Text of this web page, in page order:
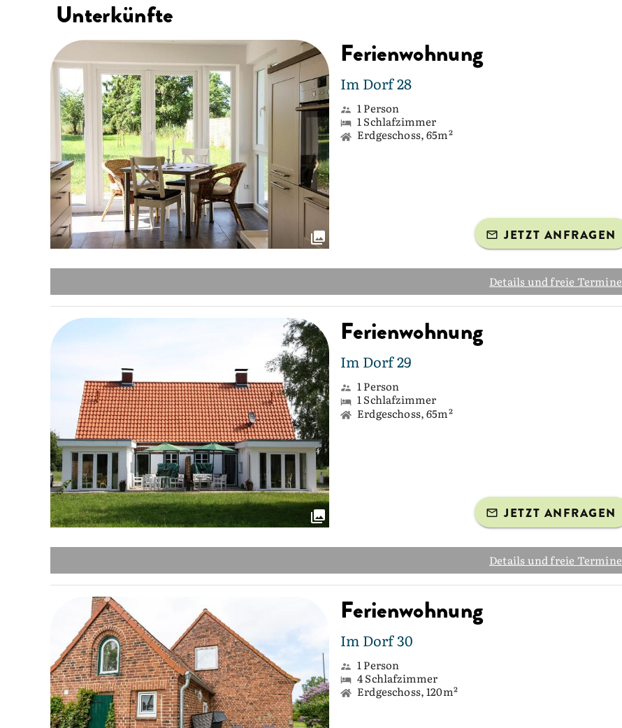
Unterkünfte
Ferienwohnung
Im Dorf 28
1 Person
1 Schlafzimmer
Erdgeschoss, 65m²
JETZT ANFRAGEN
Details und freie Termine
Ferienwohnung
Im Dorf 29
1 Person
1 Schlafzimmer
Erdgeschoss, 65m²
JETZT ANFRAGEN
Details und freie Termine
Ferienwohnung
Im Dorf 30
1 Person
4 Schlafzimmer
Erdgeschoss, 120m²